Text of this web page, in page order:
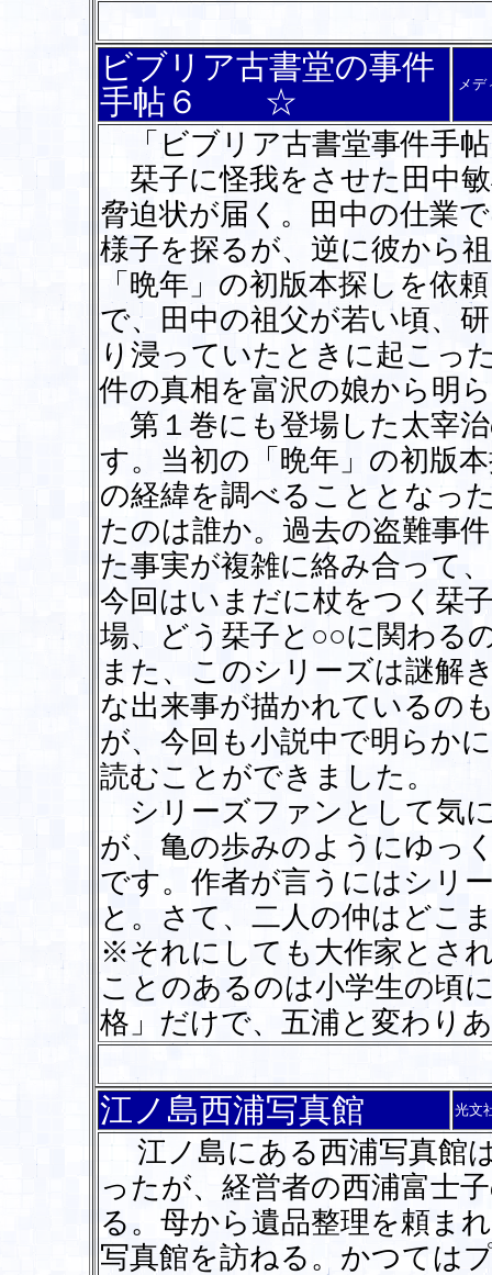
ビブリア古書堂の事件
手帖６ ☆
メデ
「ビブリア古書堂事件手
栞子に怪我をさせた田中
脅迫状が届く。田中の仕業
様子を探るが、逆に彼から
「晩年」の初版本探しを依
で、田中の祖父が若い頃、
り浸っていたときに起こっ
件の真相を富沢の娘から明
第１巻にも登場した太宰
す。当初の「晩年」の初版
の経緯を調べることとなっ
たのは誰か。過去の盗難事
た事実が複雑に絡み合って
今回はいまだに杖をつく栞
場、どう栞子と○○に関わる
また、このシリーズは謎解
な出来事が描かれているの
が、今回も小説中で明らか
読むことができました。
シリーズファンとして気
が、亀の歩みのようにゆっ
です。作者が言うにはシリ
と。さて、二人の仲はどこ
※それにしても大作家とさ
ことのあるのは小学生の頃
格」だけで、五浦と変わり
江ノ島西浦写真館 光文
江ノ島にある西浦写真館
ったが、経営者の西浦富士
る。母から遺品整理を頼ま
写真館を訪ねる。かつては